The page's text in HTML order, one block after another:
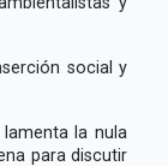
social y
la nula
para discutir